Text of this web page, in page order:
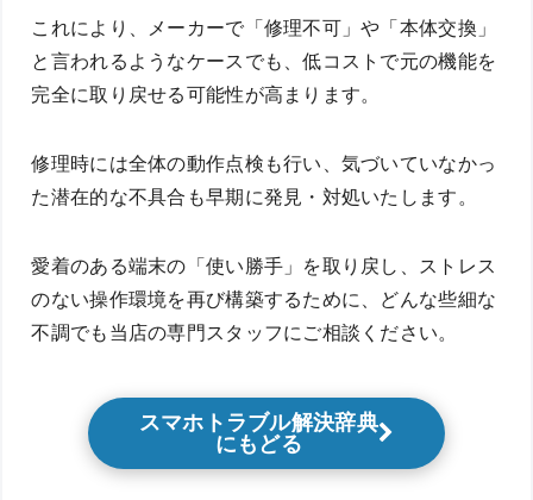
これにより、メーカーで「修理不可」や「本体交換」
と言われるようなケースでも、低コストで元の機能を
完全に取り戻せる可能性が高まります。
修理時には全体の動作点検も行い、気づいていなかっ
た潜在的な不具合も早期に発見・対処いたします。
愛着のある端末の「使い勝手」を取り戻し、ストレス
のない操作環境を再び構築するために、どんな些細な
不調でも当店の専門スタッフにご相談ください。
スマホトラブル解決辞典
にもどる